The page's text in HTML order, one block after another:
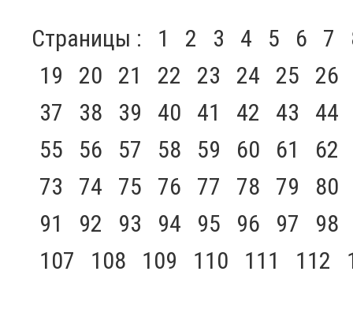
Страницы : 1 2 3 4 5 6 7
19
20 21 22 23 24 25
26
37
38 39 40 41 42 43
44
55
56 57 58 59 60 61
62
73
74 75 76 77 78 79
80
91
92 93 94 95 96 97
98
107
108 109 110 111 112